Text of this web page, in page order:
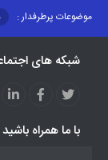
موضوعات پرطرفدار :
مزایدات و مناقصات
عملکردها
روند ساماندهی
شبکه های
با ما همراه باشید